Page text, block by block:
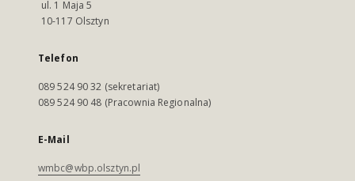
ul. 1 Maja 5
10-117 Olsztyn
Telefon
089 524 90 32 (sekretariat)
089 524 90 48 (Pracownia Regionalna)
E-Mail
wmbc@wbp.olsztyn.pl